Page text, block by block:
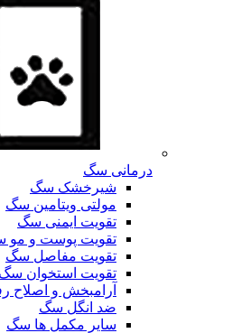
درمانی سگ
شیرخشک سگ
مولتی ویتامین سگ
تقویت ایمنی سگ
تقویت پوست و مو
تقویت مفاصل سگ
تقویت استخوان سگ
آرامبخش و اصلاح
ضد انگل سگ
سایر مکمل ها سگ